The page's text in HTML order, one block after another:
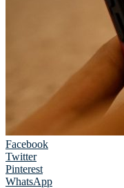
Facebook
Twitter
Pinterest
WhatsApp